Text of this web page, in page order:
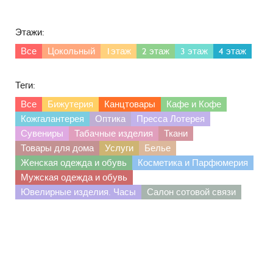
Этажи:
Все
Цокольный 1этаж 2 этаж 3 этаж 4 этаж
Теги:
Все
Бижутерия Канцтовары
Кафе и Кофе
Кожгалантерея
Оптика
Пресса Лотерея
Сувениры
Табачные изделия
Ткани
Товары для дома
Услуги
Белье
Женская одежда и обувь
Косметика и Парфюмерия
Мужская одежда и обувь
Ювелирные изделия. Часы
Салон сотовой связи